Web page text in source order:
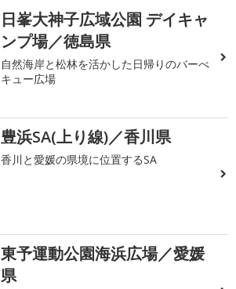
日峯大神子広域公園 デイキャ
ンプ場／徳島県
自然海岸と松林を活かした日帰りのバーべ
キュー広場
豊浜SA(上り線)／香川県
香川と愛媛の県境に位置するSA
東予運動公園海浜広場／愛媛
県